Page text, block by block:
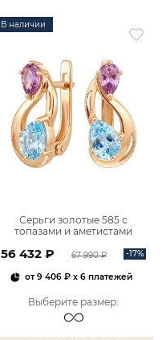
В наличии
Серьги золотые 585 с
топазами и аметистами
56 432 ₽ 67 990 ₽ -17%
от9 406 ₽x 6 платежей
Выберите размер: